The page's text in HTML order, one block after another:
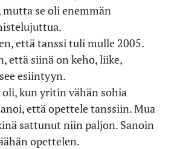
mutta se oli enemmän
että tanssi tuli mulle 2005.
että siinä on keho, liike,
esiintyyn.
kun yritin vähän sohia
että opettele tanssiin. Mua
sattunut niin paljon. Sanoin
opettelen.